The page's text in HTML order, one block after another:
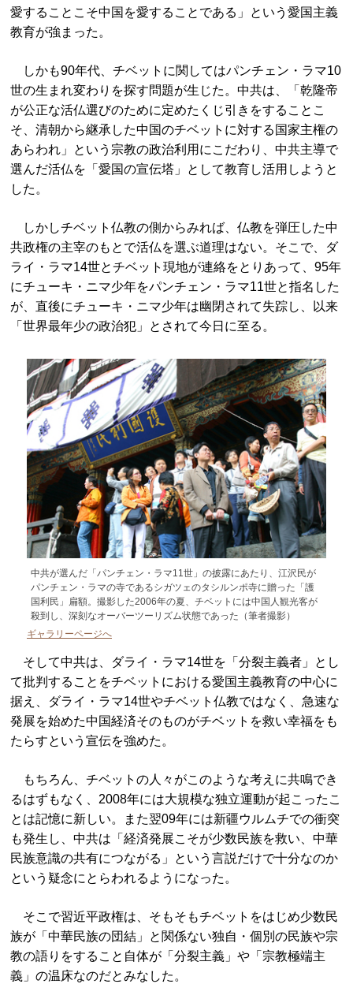
愛することこそ中国を愛することである」という愛国主義
教育が強まった。
しかも90年代、チベットに関してはパンチェン・ラマ10
世の生まれ変わりを探す問題が生じた。中共は、「乾隆帝
が公正な活仏選びのために定めたくじ引きをすることこ
そ、清朝から継承した中国のチベットに対する国家主権の
あらわれ」という宗教の政治利用にこだわり、中共主導で
選んだ活仏を「愛国の宣伝塔」として教育し活用しようと
した。
しかしチベット仏教の側からみれば、仏教を弾圧した中
共政権の主宰のもとで活仏を選ぶ道理はない。そこで、ダ
ライ・ラマ14世とチベット現地が連絡をとりあって、95年
にチューキ・ニマ少年をパンチェン・ラマ11世と指名した
が、直後にチューキ・ニマ少年は幽閉されて失踪し、以来
「世界最年少の政治犯」とされて今日に至る。
中共が選んだ「パンチェン・ラマ11世」の披露にあたり、江沢民が
パンチェン・ラマの寺であるシガツェのタシルンポ寺に贈った「護
国利民」扁額。撮影した2006年の夏、チベットには中国人観光客が
殺到し、深刻なオーバーツーリズム状態であった（筆者撮影）
ギャラリーページへ
そして中共は、ダライ・ラマ14世を「分裂主義者」とし
て批判することをチベットにおける愛国主義教育の中心に
据え、ダライ・ラマ14世やチベット仏教ではなく、急速な
発展を始めた中国経済そのものがチベットを救い幸福をも
たらすという宣伝を強めた。
もちろん、チベットの人々がこのような考えに共鳴でき
るはずもなく、2008年には大規模な独立運動が起こったこ
とは記憶に新しい。また翌09年には新疆ウルムチでの衝突
も発生し、中共は「経済発展こそが少数民族を救い、中華
民族意識の共有につながる」という言説だけで十分なのか
という疑念にとらわれるようになった。
そこで習近平政権は、そもそもチベットをはじめ少数民
族が「中華民族の団結」と関係ない独自・個別の民族や宗
教の語りをすること自体が「分裂主義」や「宗教極端主
義」の温床なのだとみなした。